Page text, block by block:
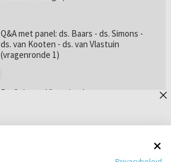
Q&A met panel: ds. Baars - ds. Simons -
ds. van Kooten - ds. van Vlastuin
(vragenronde 1)
Prof. dr. van Vlastuin - Is